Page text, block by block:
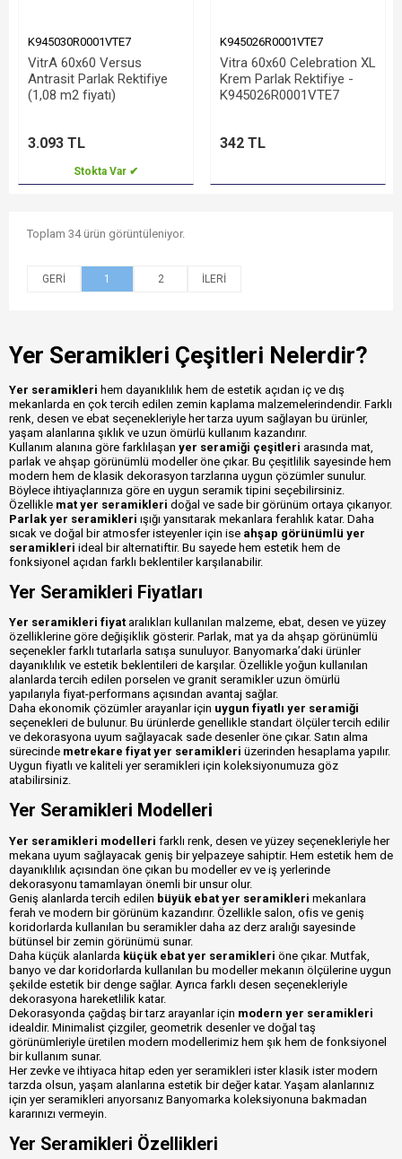
K945030R0001VTE7
VitrA 60x60 Versus
Antrasit Parlak Rektifiye
(1,08 m2 fiyatı)
3.093 TL
Stokta Var ✔
K945026R0001VTE7
Vitra 60x60 Celebration XL
Krem Parlak Rektifiye -
K945026R0001VTE7
342 TL
Toplam 34 ürün görüntüleniyor.
1 2
Yer Seramikleri Çeşitleri Nelerdir?
Yer seramikleri hem dayanıklılık hem de estetik açıdan iç ve dış
mekanlarda en çok tercih edilen zemin kaplama malzemelerindendir. Farklı
renk, desen ve ebat seçenekleriyle her tarza uyum sağlayan bu ürünler,
yaşam alanlarına şıklık ve uzun ömürlü kullanım kazandırır.
Kullanım alanına göre farklılaşan yer seramiği çeşitleri arasında mat,
parlak ve ahşap görünümlü modeller öne çıkar. Bu çeşitlilik sayesinde hem
modern hem de klasik dekorasyon tarzlarına uygun çözümler sunulur.
Böylece ihtiyaçlarınıza göre en uygun seramik tipini seçebilirsiniz.
Özellikle mat yer seramikleri doğal ve sade bir görünüm ortaya çıkarıyor.
Parlak yer seramikleri ışığı yansıtarak mekanlara ferahlık katar. Daha
sıcak ve doğal bir atmosfer isteyenler için ise ahşap görünümlü yer
seramikleri ideal bir alternatiftir. Bu sayede hem estetik hem de
fonksiyonel açıdan farklı beklentiler karşılanabilir.
Yer Seramikleri Fiyatları
Yer seramikleri fiyat aralıkları kullanılan malzeme, ebat, desen ve yüzey
özelliklerine göre değişiklik gösterir. Parlak, mat ya da ahşap görünümlü
seçenekler farklı tutarlarla satışa sunuluyor. Banyomarka’daki ürünler
dayanıklılık ve estetik beklentileri de karşılar. Özellikle yoğun kullanılan
alanlarda tercih edilen porselen ve granit seramikler uzun ömürlü
yapılarıyla fiyat-performans açısından avantaj sağlar.
Daha ekonomik çözümler arayanlar için uygun fiyatlı yer seramiği
seçenekleri de bulunur. Bu ürünlerde genellikle standart ölçüler tercih edilir
ve dekorasyona uyum sağlayacak sade desenler öne çıkar. Satın alma
sürecinde metrekare fiyat yer seramikleri üzerinden hesaplama yapılır.
Uygun fiyatlı ve kaliteli yer seramikleri için koleksiyonumuza göz
atabilirsiniz.
Yer Seramikleri Modelleri
Yer seramikleri modelleri farklı renk, desen ve yüzey seçenekleriyle her
mekana uyum sağlayacak geniş bir yelpazeye sahiptir. Hem estetik hem de
dayanıklılık açısından öne çıkan bu modeller ev ve iş yerlerinde
dekorasyonu tamamlayan önemli bir unsur olur.
Geniş alanlarda tercih edilen büyük ebat yer seramikleri mekanlara
ferah ve modern bir görünüm kazandırır. Özellikle salon, ofis ve geniş
koridorlarda kullanılan bu seramikler daha az derz aralığı sayesinde
bütünsel bir zemin görünümü sunar.
Daha küçük alanlarda küçük ebat yer seramikleri öne çıkar. Mutfak,
banyo ve dar koridorlarda kullanılan bu modeller mekanın ölçülerine uygun
şekilde estetik bir denge sağlar. Ayrıca farklı desen seçenekleriyle
dekorasyona hareketlilik katar.
Dekorasyonda çağdaş bir tarz arayanlar için modern yer seramikleri
idealdir. Minimalist çizgiler, geometrik desenler ve doğal taş
görünümleriyle üretilen modern modellerimiz hem şık hem de fonksiyonel
bir kullanım sunar.
Her zevke ve ihtiyaca hitap eden yer seramikleri ister klasik ister modern
tarzda olsun, yaşam alanlarına estetik bir değer katar. Yaşam alanlarınız
için yer seramikleri arıyorsanız Banyomarka koleksiyonuna bakmadan
kararınızı vermeyin.
Yer Seramikleri Özellikleri